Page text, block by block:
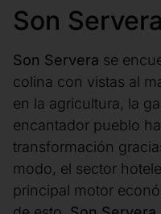
Son Servera
Son Servera se
colina con vistas al
en la agricultura, la
encantador pueblo
transformación
modo, el sector
principal motor